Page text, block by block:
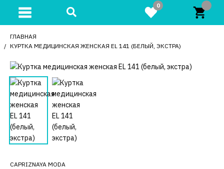
0
ГЛАВНАЯ
КУРТКА МЕДИЦИНСКАЯ ЖЕНСКАЯ EL 141 (БЕЛЫЙ, ЭКСТРА)
CAPRIZNAYA MODA